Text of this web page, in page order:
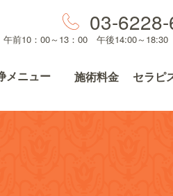
03-
午前10：00～13：00 午後14:00～
メニュー 施術料金 セラピ